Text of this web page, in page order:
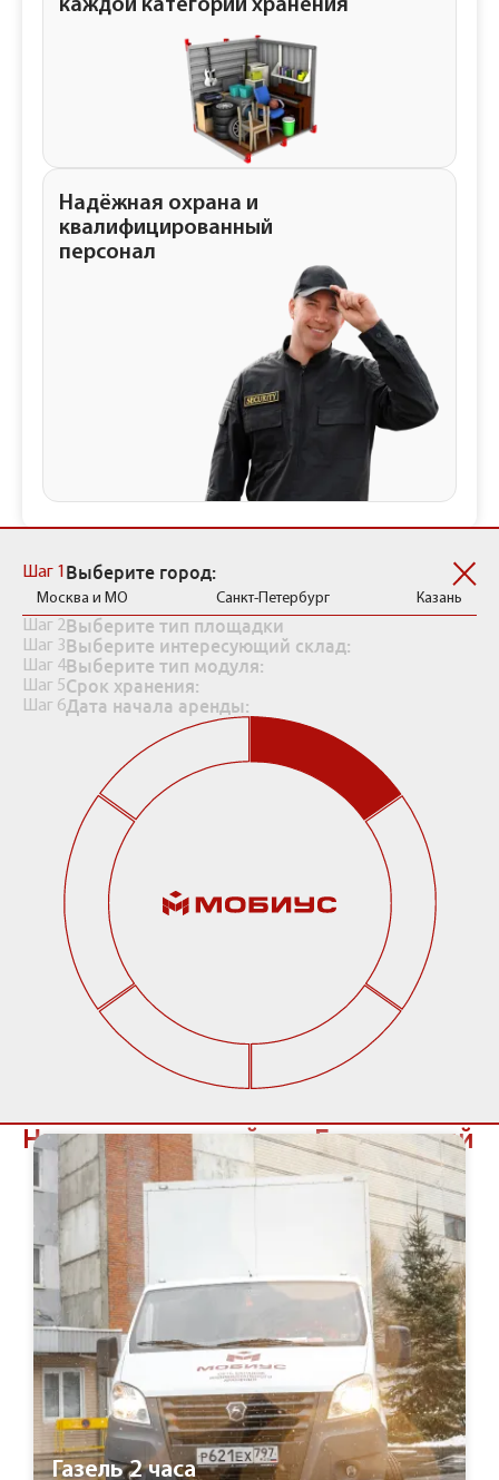
каждой категории хранения
Надёжная охрана и
квалифицированный
персонал
Шаг 1 Выберите город:
Москва и МО Санкт-Петербург Казань
Шаг 2Выберите тип площадки
Шаг 3Выберите интересующий склад:
Шаг 4Выберите тип модуля:
Шаг 5Срок хранения:
Шаг 6Дата начала аренды:
Наши услуги в районе Гагаринский
Газель 2 часа